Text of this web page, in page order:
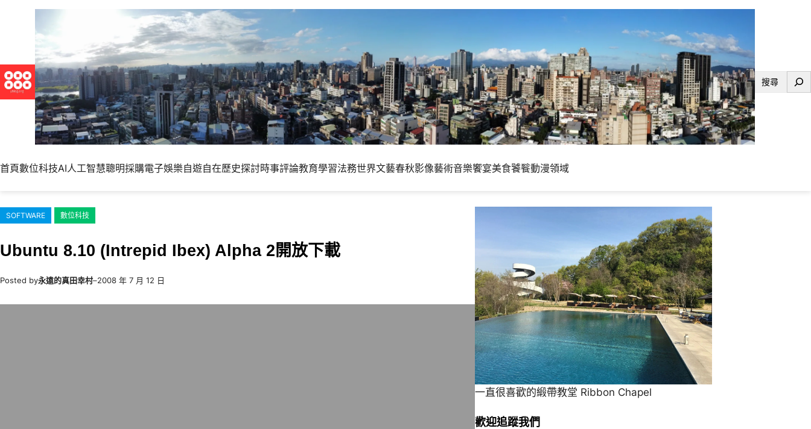
內
容
搜
首頁數位科技AI人工智慧聰明採購電子娛樂自遊自在歷史探討時事評論教育學習法務世界文藝春秋影像藝術音樂饗宴美食饕餮動漫領域
SOFTWARE 數位科技
Ubuntu 8.10 (Intrepid Ibex) Alpha 2開放下載
Posted by永遠的真田幸村–2008 年 7 月 12 日
一直很喜歡的緞帶教堂 Ribbon Chapel
歡迎追蹤我們